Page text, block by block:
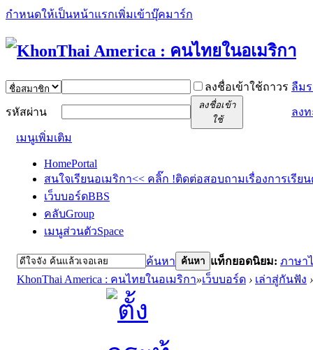
กำหนดให้เป็นหน้าแรกเพิ่มเข้าบุ๊คมาร์ก
ลงชื่อเข้าใช้ถาวร ลืม
รหัสผ่าน
ลงชื่อเข้า
ใช้
ลง
เมนูเพิ่มเติม
HomePortal
สนใจเรียนอเมริกา<< คลิ๊ก !ติดต่อสอบถามเรื่องการเรีย
เว็บบอร์ดBBS
คลับGroup
เมนูส่วนตัวSpace
ค้นหา ค้นหา แท็กยอดนิยม: ภาษา
KhonThai America : คนไทยในอเมริกา»เว็บบอร์ด › เล่าสู่กันฟัง ›